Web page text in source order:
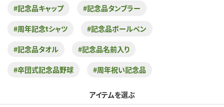
#記念品キャップ #記念品タンブラー
#周年記念tシャツ #記念品ボールペン
#記念品タオル #記念品名前入り
#卒団式記念品野球 #周年祝い記念品
アイテムを選ぶ